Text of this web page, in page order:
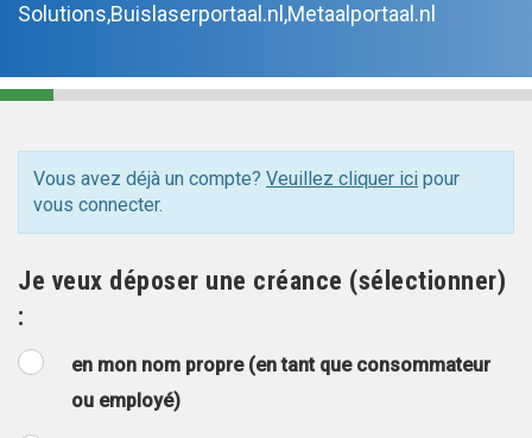
Solutions,Buislaserportaal.nl,Metaalportaal.nl
Vous avez déjà un compte? Veuillez cliquer ici pour
vous connecter.
Je veux déposer une créance (sélectionner)
:
en mon nom propre (en tant que consommateur
ou employé)